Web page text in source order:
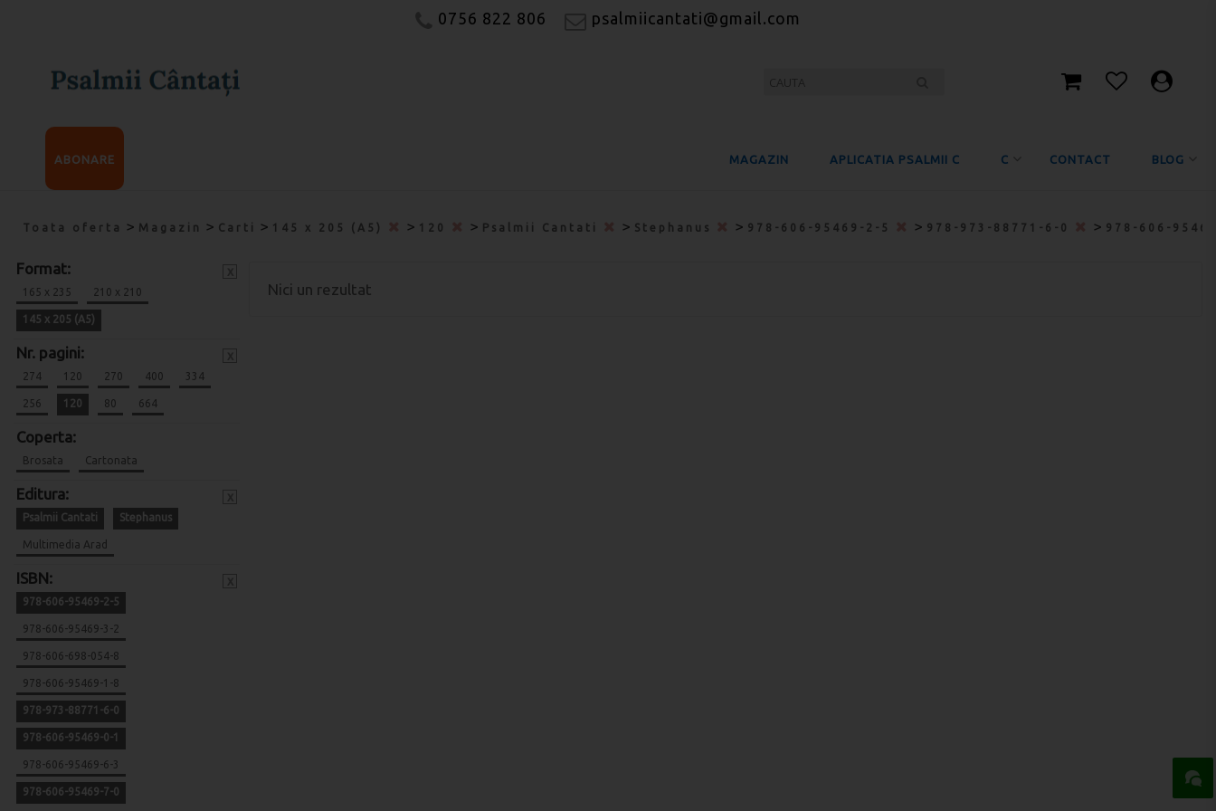
0756 822 806 psalmiicantati@gmail.com
MAGAZIN APLICATIA PSALMII C C CONTACT BLOG
ABONARE
Toata oferta > Magazin > Carti > 145 x 205 (A5) > 120 > Psalmii Cantati > Stephanus > 978-606-95469-2-5 > 978-973-88771-6-0 > 978-606-
Format:
165 x 235 210 x 210
145 x 205 (A5)
Nr. pagini:
274 120 270 400 334
256 120 80 664
Coperta:
Brosata Cartonata
Editura:
Psalmii Cantati Stephanus
Multimedia Arad
ISBN:
978-606-95469-2-5
978-606-95469-3-2
978-606-698-054-8
978-606-95469-1-8
978-973-88771-6-0
978-606-95469-0-1
978-606-95469-6-3
978-606-95469-7-0
Nici un rezultat